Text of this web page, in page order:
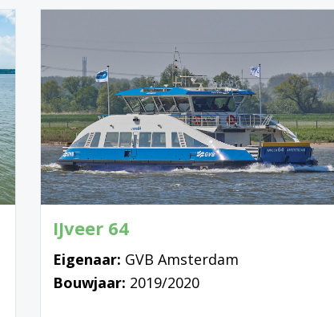
IJveer 64
Eigenaar: GVB Amsterdam
Bouwjaar: 2019/2020